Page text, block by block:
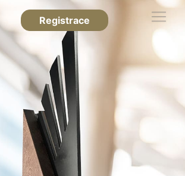
Registrace